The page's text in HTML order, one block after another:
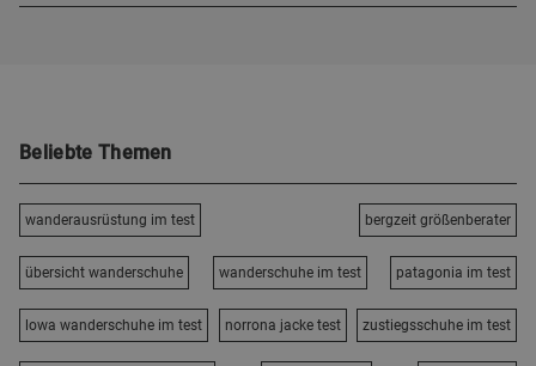
Beliebte Themen
wanderausrüstung im test bergzeit größenberater
übersicht wanderschuhe wanderschuhe im test patagonia im test
lowa wanderschuhe im test norrona jacke test zustiegsschuhe im test